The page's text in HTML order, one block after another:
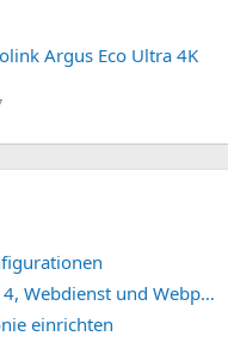
Argus Eco Ultra 4K
Synology DSM 7.2/7.3, Web Station 4, Webdienst und Webportal erstellen (ehemals vHost)
einrichten